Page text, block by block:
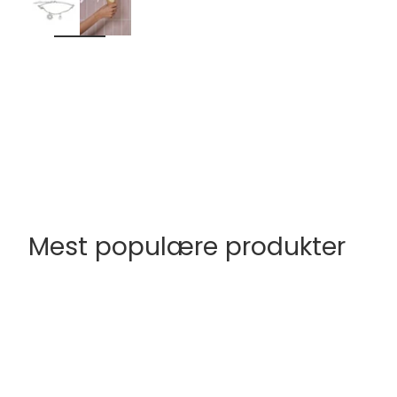
Mest populære produkter